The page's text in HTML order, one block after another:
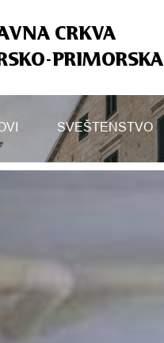
CRKVA
PRIMORSKA
SVEŠTENSTVO